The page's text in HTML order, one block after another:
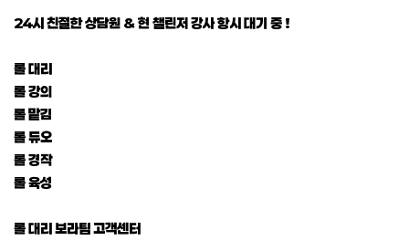
24시 친절한 상담원 & 현 챌린저 강사 항시 대기 중 !
롤 대리
롤 강의
롤 맡김
롤 듀오
롤 경작
롤 육성
롤 대리 보라팀 고객센터